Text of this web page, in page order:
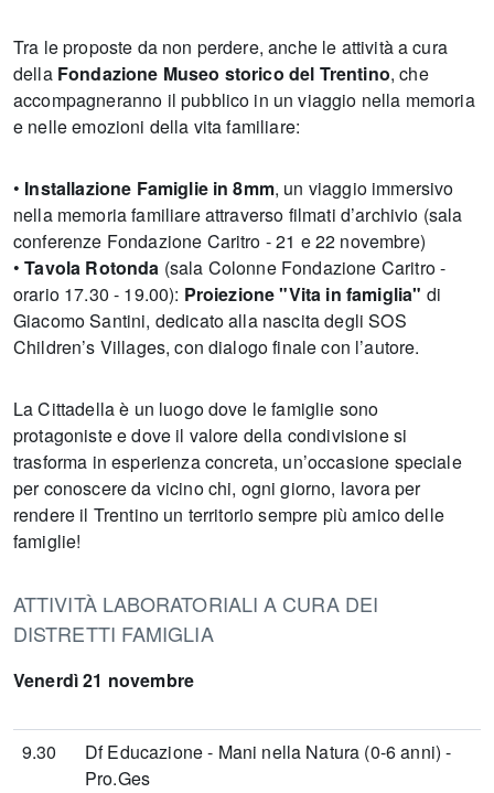
Tra le proposte da non perdere, anche le attività a cura
della Fondazione Museo storico del Trentino, che
accompagneranno il pubblico in un viaggio nella memoria
e nelle emozioni della vita familiare:
• Installazione Famiglie in 8mm, un viaggio immersivo
nella memoria familiare attraverso filmati d’archivio (sala
conferenze Fondazione Caritro - 21 e 22 novembre)
•Tavola Rotonda (sala Colonne Fondazione Caritro -
orario 17.30 - 19.00): Proiezione "Vita in famiglia" di
Giacomo Santini, dedicato alla nascita degli SOS
Children’s Villages, con dialogo finale con l’autore.
La Cittadella è un luogo dove le famiglie sono
protagoniste e dove il valore della condivisione si
trasforma in esperienza concreta, un’occasione speciale
per conoscere da vicino chi, ogni giorno, lavora per
rendere il Trentino un territorio sempre più amico delle
famiglie!
ATTIVITÀ LABORATORIALI A CURA DEI
DISTRETTI FAMIGLIA
Venerdì 21 novembre
9.30
Df Educazione - Mani nella Natura (0-6 anni) -
Pro.Ges